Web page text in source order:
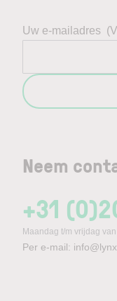
Neem
+31
Maandag t/m vrijdag
Per e-mail:
Uw e-mailadres